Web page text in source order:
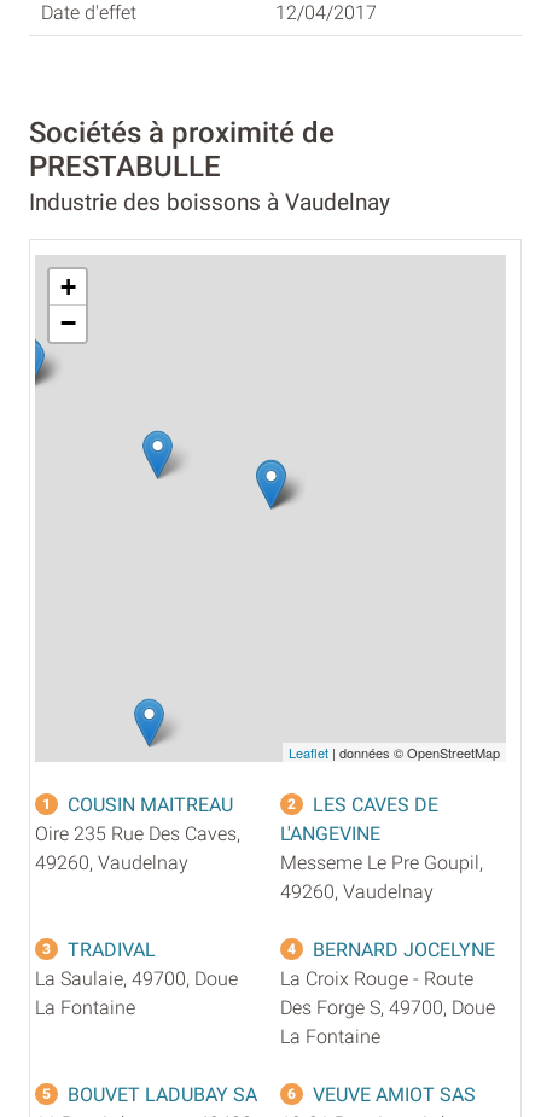
12/04/2017
Sociétés à proximité de
PRESTABULLE
Industrie des boissons à Vaudelnay
+
−
Leaflet | données © OpenStreetMap
1
COUSIN MAITREAU
Oire 235 Rue Des Caves,
49260, Vaudelnay
2
LES CAVES DE
L'ANGEVINE
Messeme Le Pre Goupil,
49260, Vaudelnay
3
TRADIVAL
La Saulaie, 49700, Doue
La Fontaine
4
BERNARD JOCELYNE
La Croix Rouge - Route
Des Forge S, 49700, Doue
La Fontaine
5
BOUVET LADUBAY SA
6
VEUVE AMIOT SAS